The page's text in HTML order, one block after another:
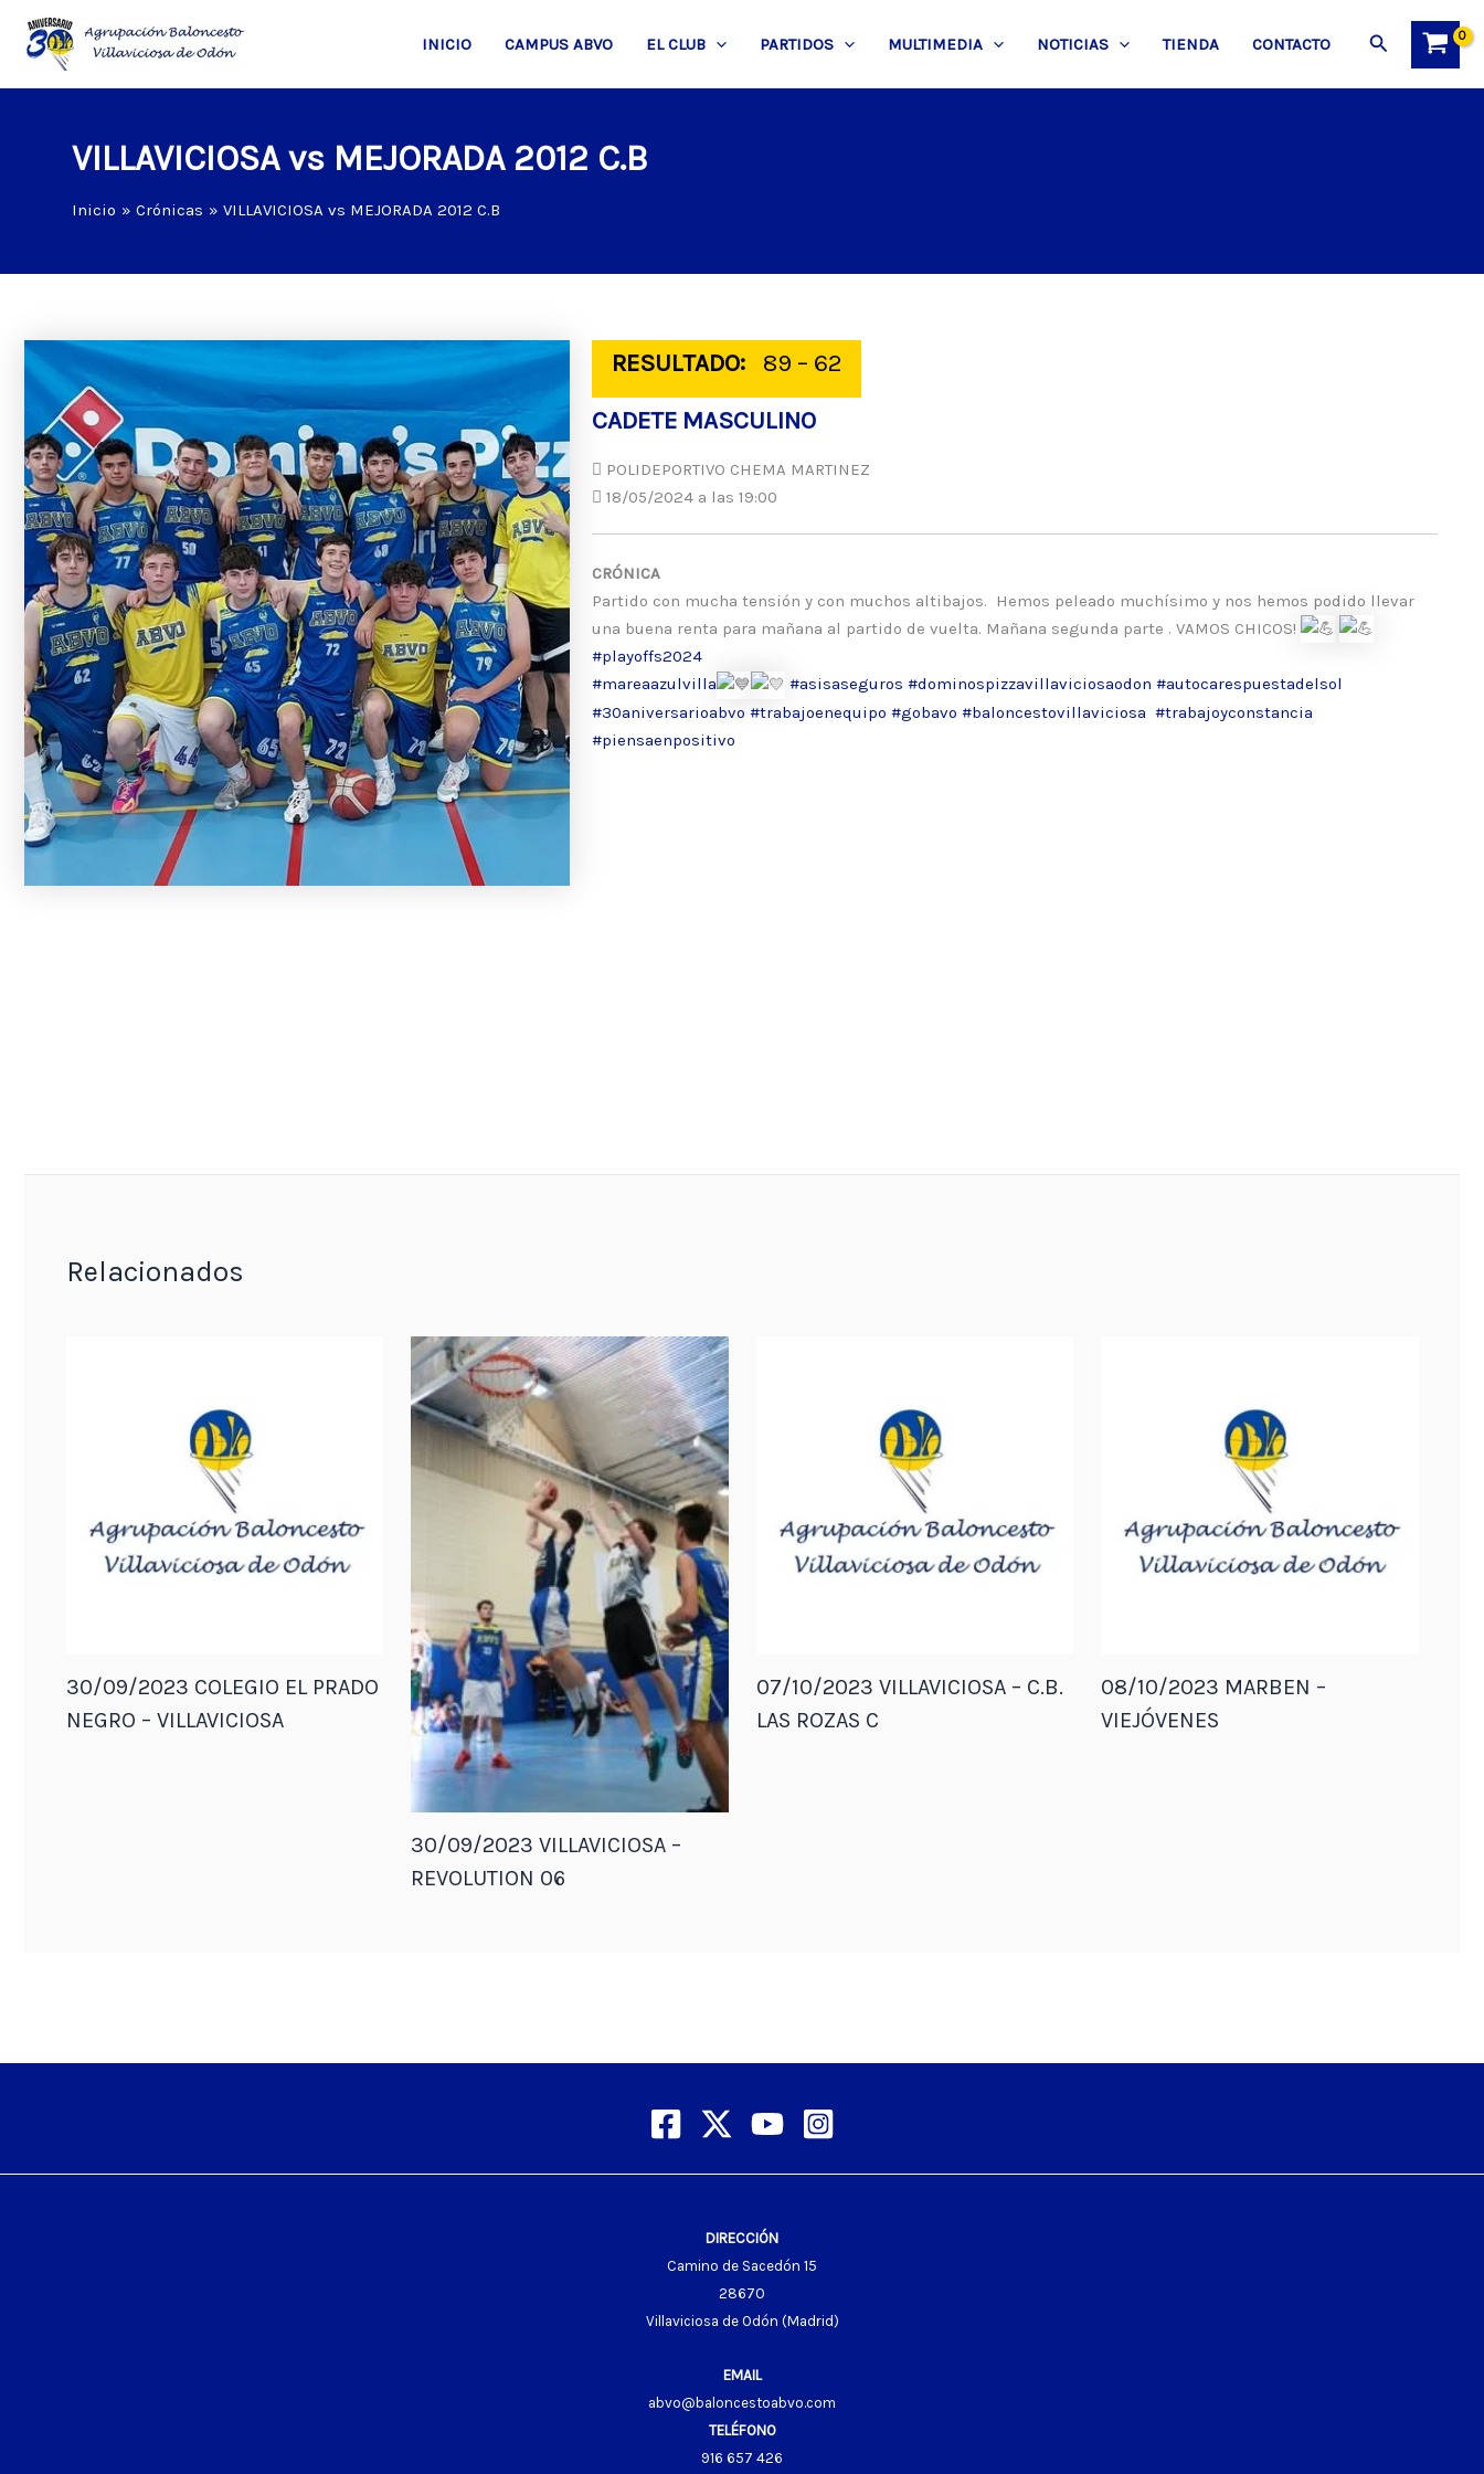
contenido
INICIO CAMPUS ABVO EL CLUB PARTIDOS MULTIMEDIA NOTICIAS TIENDA CONTACTO Buscar
VILLAVICIOSA vs MEJORADA 2012 C.B
Inicio Crónicas VILLAVICIOSA vs MEJORADA 2012 C.B
RESULTADO:
89 – 62
CADETE MASCULINO
POLIDEPORTIVO CHEMA MARTINEZ
18/05/2024 a las 19:00
CRÓNICA
Partido con mucha tensión y con muchos altibajos. Hemos peleado muchísimo y nos hemos podido llevar
una buena renta para mañana al partido de vuelta. Mañana segunda parte . VAMOS CHICOS!
#playoffs2024
#mareaazulvilla
#asisaseguros #dominospizzavillaviciosaodon #autocarespuestadelsol
#30aniversarioabvo #trabajoenequipo #gobavo #baloncestovillaviciosa #trabajoyconstancia
#piensaenpositivo
Relacionados
30/09/2023 COLEGIO EL PRADO
NEGRO – VILLAVICIOSA
30/09/2023 VILLAVICIOSA –
REVOLUTION 06
07/10/2023 VILLAVICIOSA – C.B.
LAS ROZAS C
08/10/2023 MARBEN –
VIEJÓVENES
DIRECCIÓN
Camino de Sacedón 15
28670
Villaviciosa de Odón (Madrid)
EMAIL
abvo@baloncestoabvo.com
TELÉFONO
916 657 426